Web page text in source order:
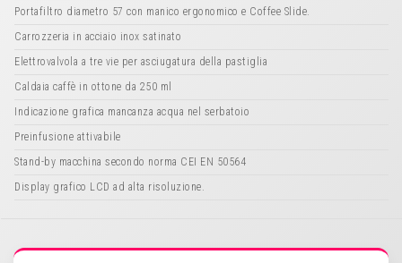
Portafiltro diametro 57 con manico ergonomico e Coffee Slide.
Carrozzeria in acciaio inox satinato
Elettrovalvola a tre vie per asciugatura della pastiglia
Caldaia caffè in ottone da 250 ml
Indicazione grafica mancanza acqua nel serbatoio
Preinfusione attivabile
Stand-by macchina secondo norma CEI EN 50564
Display grafico LCD ad alta risoluzione.